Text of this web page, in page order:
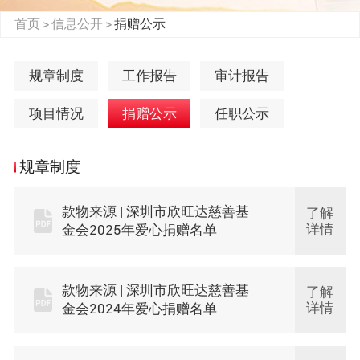
首页 >信息公开 >捐赠公示
规章制度 工作报告 审计报告
项目情况 捐赠公示 任职公示
规章制度
款物来源 | 深圳市欣旺达慈善基
金会2025年爱心捐赠名单
了解
详情
款物来源 | 深圳市欣旺达慈善基
金会2024年爱心捐赠名单
了解
详情